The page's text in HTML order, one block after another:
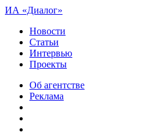
ИА «Диалог»
Новости
Статьи
Интервью
Проекты
Об агентстве
Реклама